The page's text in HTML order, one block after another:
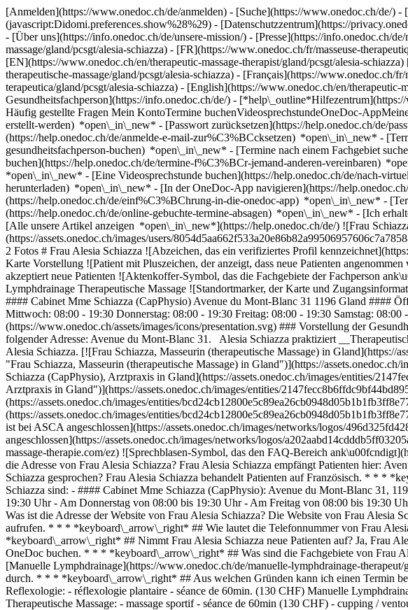
[Anmelden](https://www.onedoc.ch/de/anmelden) - [Suche](https://www.onedoc.ch/de/
(javascript:Didomi.preferences.show%28%29) - [Datenschutzzentrum](https://
- [Über uns](https://info.onedoc.ch/de/unsere-mission/) - [Presse](https://info.onedoc.ch/
massage/gland/pcsgt/alesia-schiazza) - [FR](https://www.onedoc.ch/fr/masseuse-
[EN](https://www.onedoc.ch/en/therapeutic-massage-therapist/gland/pcsgt/alesia-
therapeutische-massage/gland/pcsgt/alesia-schiazza) - [Français](https://www.onedoc.ch/
terapeutica/gland/pcsgt/alesia-schiazza) - [English](https://www.onedoc.ch/en/therapeutic-
Gesundheitsfachperson](https://info.onedoc.ch/de/) - [*help\_outline*Hilfezentrum](https://
Häufig gestellte Fragen Mein KontoTermine buchenVideosprechstundeOneDoc-
erstellt-werden) *open\_in\_new* - [Passwort zurücksetzen](https://help.onedoc.ch/de/
(https://help.onedoc.ch/de/anmelde-e-mail-zur%C3%BCcksetzen) *open\_in\_new* -
gesundheitsfachperson-buchen) *open\_in\_new* - [Termine nach einem Fachgebiet
buchen](https://help.onedoc.ch/de/termine-f%C3%BCr-jemand-anderen-vereinbaren)
*open\_in\_new* - [Eine Videosprechstunde buchen](https://help.onedoc.ch/de/nach-
herunterladen) *open\_in\_new* - [In der OneDoc-App navigieren](https://
(https://help.onedoc.ch/de/einf%C3%BChrung-in-die-onedoc-app) *open\_in\_new* -
(https://help.onedoc.ch/de/online-gebuchte-termine-absagen) *open\_in\_new* - [Ich
[Alle unsere Artikel anzeigen *open\_in\_new*](https://help.onedoc.ch/de/) ![Frau
(https://assets.onedoc.ch/images/users/
2 Fotos # Frau Alesia Schiazza ![Abzeichen, das ein verifiziertes Profil
Karte Vorstellung ![Patient mit Pluszeichen, der anzeigt, dass neue Patienten
akzeptiert neue Patienten ![Aktenkoffer-Symbol, das die Fachgebiete der Fachperson
Lymphdrainage Therapeutische Massage ![Standortmarker, der Karte und
#### Cabinet Mme Schiazza (CapPhysio) Avenue du Mont-Blanc 31 1196 Gland ####
Mittwoch: 08:00 - 19:30 Donnerstag: 08:00 - 19:30 Freitag: 08:00 - 19:30 Samstag:
(https://www.onedoc.ch/assets/images/icons/presentation.svg) ### Vorstellung der
folgender Adresse: Avenue du Mont-Blanc 31. Alesia Schiazza praktiziert
Alesia Schiazza. [![Frau Schiazza, Masseurin (therapeutische Massage) in Gland](https://
"Frau Schiazza, Masseurin (therapeutische Massage) in Gland")](https://
Schiazza (CapPhysio), Arztpraxis in Gland](https://assets.onedoc.ch/images/entities/
Arztpraxis in Gland")](https://assets.onedoc.ch/images/entities/
(https://assets.onedoc.ch/images/entities/
(https://assets.onedoc.ch/images/entities/
ist bei ASCA angeschlossen](https://assets.onedoc.ch/images/networks/logos/
angeschlossen](https://assets.onedoc.ch/images/networks/logos/
massage-therapie.com/ez) ![Sprechblasen-Symbol, das den FAQ-Bereich
die Adresse von Frau Alesia Schiazza? Frau Alesia Schiazza empfängt Patienten hier:
Schiazza gesprochen? Frau Alesia Schiazza behandelt Patienten auf Französisch. * * *
Schiazza sind: - #### Cabinet Mme Schiazza (CapPhysio): Avenue du Mont-Blanc 31,
19:30 Uhr - Am Donnerstag von 08:00 bis 19:30 Uhr - Am Freitag von 08:00 bis 19:30
Was ist die Adresse der Website von Frau Alesia Schiazza? Die Website von Frau Alesia
aufrufen. * * * *keyboard\_arrow\_right* ## Wie lautet die Telefonnummer von Frau
*keyboard\_arrow\_right* ## Nimmt Frau Alesia Schiazza neue Patienten auf? Ja, Frau
OneDoc buchen. * * * *keyboard\_arrow\_right* ## Was sind die Fachgebiete von Frau
[Manuelle Lymphdrainage](https://www.onedoc.ch/de/manuelle-lymphdrainage-
durch. * * * *keyboard\_arrow\_right* ## Aus welchen Gründen kann ich einen Termin
Reflexologie: - réflexologie plantaire - séance de 60min. (130 CHF) Manuelle
Therapeutische Massage: - massage sportif - séance de 60min (130 CHF) - cupping /